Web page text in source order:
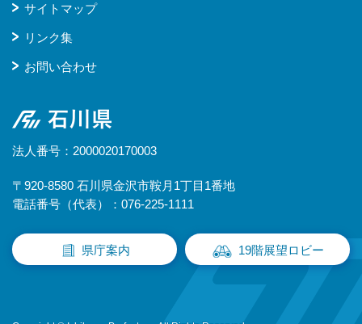
サイトマップ
リンク集
お問い合わせ
石川県
法人番号：2000020170003
〒920-8580 石川県金沢市鞍月1丁目1番地
電話番号（代表）：076-225-1111
県庁案内 19階展望ロビー